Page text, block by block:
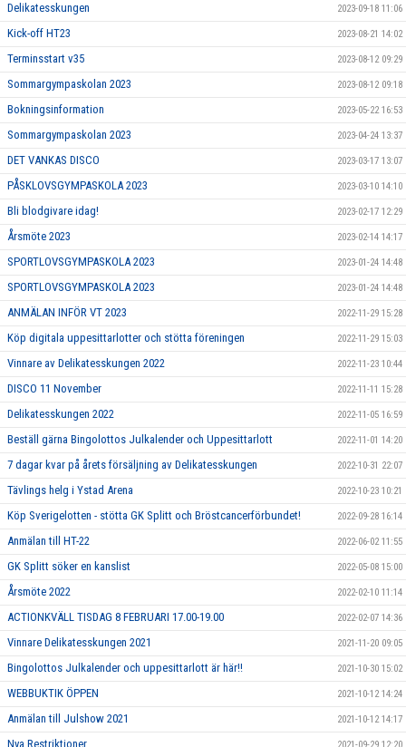
Delikatesskungen 2023-09-18 11:06
Kick-off HT23 2023-08-21 14:02
Terminsstart v35 2023-08-12 09:29
Sommargympaskolan 2023 2023-08-12 09:18
Bokningsinformation 2023-05-22 16:53
Sommargympaskolan 2023 2023-04-24 13:37
DET VANKAS DISCO 2023-03-17 13:07
PÅSKLOVSGYMPASKOLA 2023 2023-03-10 14:10
Bli blodgivare idag! 2023-02-17 12:29
Årsmöte 2023 2023-02-14 14:17
SPORTLOVSGYMPASKOLA 2023 2023-01-24 14:48
SPORTLOVSGYMPASKOLA 2023 2023-01-24 14:48
ANMÄLAN INFÖR VT 2023 2022-11-29 15:28
Köp digitala uppesittarlotter och stötta föreningen 2022-11-29 15:03
Vinnare av Delikatesskungen 2022 2022-11-23 10:44
DISCO 11 November 2022-11-11 15:28
Delikatesskungen 2022 2022-11-05 16:59
Beställ gärna Bingolottos Julkalender och Uppesittarlott 2022-11-01 14:20
7 dagar kvar på årets försäljning av Delikatesskungen 2022-10-31 22:07
Tävlings helg i Ystad Arena 2022-10-23 10:21
Köp Sverigelotten - stötta GK Splitt och Bröstcancerförbundet! 2022-09-28 16:14
Anmälan till HT-22 2022-06-02 11:55
GK Splitt söker en kanslist 2022-05-08 15:00
Årsmöte 2022 2022-02-10 11:14
ACTIONKVÄLL TISDAG 8 FEBRUARI 17.00-19.00 2022-02-07 14:36
Vinnare Delikatesskungen 2021 2021-11-20 09:05
Bingolottos Julkalender och uppesittarlott är här!! 2021-10-30 15:02
WEBBUKTIK ÖPPEN 2021-10-12 14:24
Anmälan till Julshow 2021 2021-10-12 14:17
Nya Restriktioner